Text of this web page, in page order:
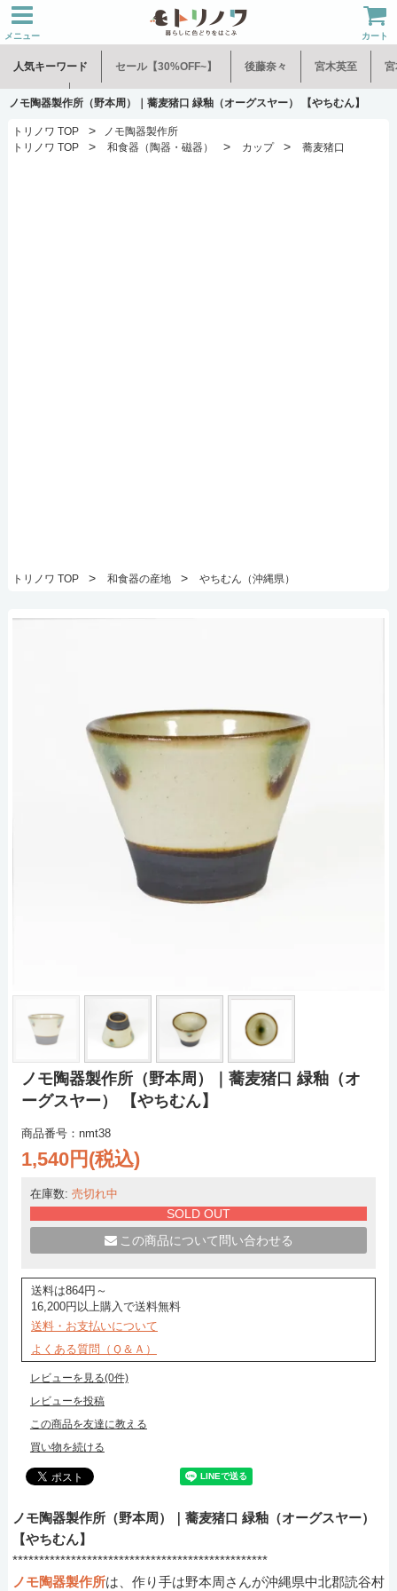
メニュー カート
人気キーワード セール【30%OFF~】 後藤奈々 宮木英至 宮
水谷和音 児玉修治
ノモ陶器製作所（野本周）｜蕎麦猪口 緑釉（オーグスヤー） 【やちむん】
トリノワ TOP >
ノモ陶器製作所
トリノワ TOP
> 和食器（陶器・磁器） > カップ > 蕎麦猪口
トリノワ TOP > 和食器の産地 > やちむん（沖縄県）
ノモ陶器製作所（野本周）｜蕎麦猪口 緑釉（オ
ーグスヤー） 【やちむん】
商品番号：nmt38
1,540円(税込)
在庫数: 売切れ中
SOLD OUT
この商品について問い合わせる
送料は864円～
16,200円以上購入で送料無料
送料・お支払いについて
よくある質問（Ｑ＆Ａ）
レビューを見る(0件)
レビューを投稿
この商品を友達に教える
買い物を続ける
ノモ陶器製作所（野本周）｜蕎麦猪口 緑釉（オーグスヤー）
【やちむん】
************************************************
ノモ陶器製作所は、作り手は野本周さんが沖縄県中北郡読谷村